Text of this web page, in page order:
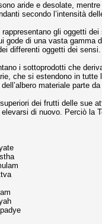
aride e desolate,
secondo l’intensità
rappresentano gli oggetti
gode di una vasta
differenti oggetti dei
i sottoprodotti che
che si estendono in
dell’albero materiale parte
dei frutti delle sue
di nuovo. Perciò la